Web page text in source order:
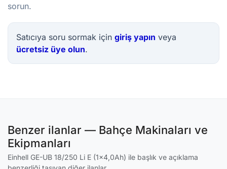
sorun.
Satıcıya soru sormak için giriş yapın veya
ücretsiz üye olun.
Benzer ilanlar — Bahçe Makinaları ve
Ekipmanları
Einhell GE-UB 18/250 Li E (1x4,0Ah) ile başlık ve açıklama